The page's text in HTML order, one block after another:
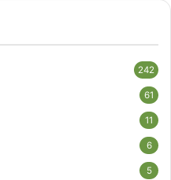
242
61
11
6
5